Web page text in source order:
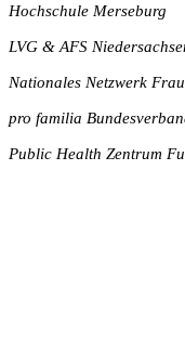
Hochschule Merseburg
LVG & AFS
Nationales Netzwerk
pro familia
Public Health Zentrum